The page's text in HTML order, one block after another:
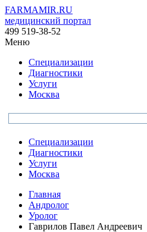
FARMAMIR.RU
медицинский портал
499 519-38-52
Меню
Специализации
Диагностики
Услуги
Москва
Специализации
Диагностики
Услуги
Москва
Главная
Андролог
Уролог
Гаврилов Павел Андреевич